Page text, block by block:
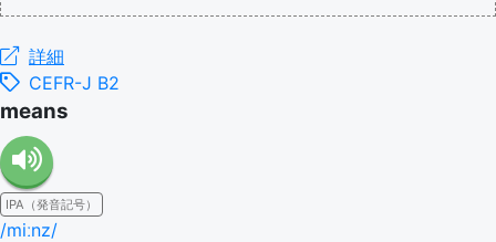
詳細
CEFR-J B2
means
IPA（発音記号）
/miːnz/